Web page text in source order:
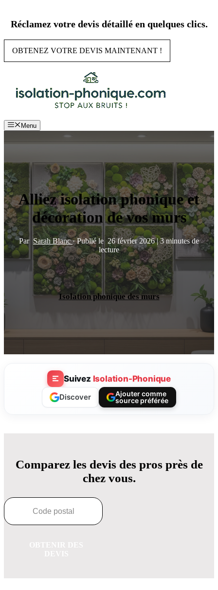
contenu
Réclamez votre devis détaillé en quelques clics.
OBTENEZ VOTRE DEVIS MAINTENANT !
Menu
Alliez isolation phonique et
décoration de vos murs
Par Sarah Blanc· Publié le26 février 2026| 3 minutes de
lecture
Isolation phonique des murs
Suivez Isolation-Phonique
Discover
Ajouter comme
source préférée
Comparez les devis des pros près de
chez vous.